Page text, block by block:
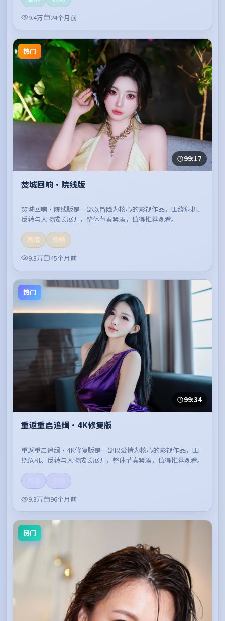
9.4万
24个月前
热门
99:17
焚城回响·院线版
焚城回响·院线版是一部以冒险为核心的影视作品，围绕危机、
反转与人物成长展开，整体节奏紧凑，值得推荐观看。
高清
流畅
9.3万
45个月前
热门
99:34
重返重启追缉·4K修复版
重返重启追缉·4K修复版是一部以爱情为核心的影视作品，围
绕危机、反转与人物成长展开，整体节奏紧凑，值得推荐观看。
9.3万
96个月前
热门